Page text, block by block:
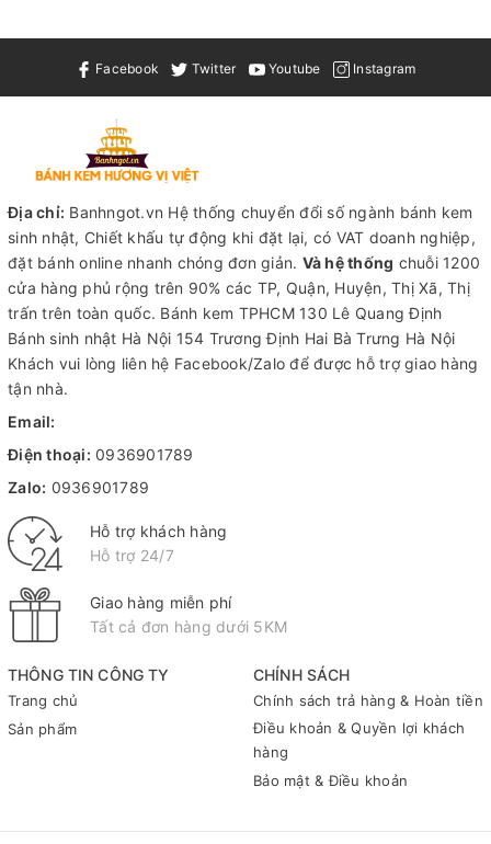
Facebook Twitter Youtube Instagram
THÔNG TIN CÔNG TY
Trang chủ
Sản phẩm
CHÍNH SÁCH
Chính sách trả hàng & Hoàn tiền
Điều khoản & Quyền lợi khách
hàng
Bảo mật & Điều khoản
Địa chỉ: Banhngot.vn Hệ thống chuyển đổi số ngành bánh kem
sinh nhật, Chiết khấu tự động khi đặt lại, có VAT doanh nghiệp,
đặt bánh online nhanh chóng đơn giản. Và hệ thống chuỗi 1200
cửa hàng phủ rộng trên 90% các TP, Quận, Huyện, Thị Xã, Thị
trấn trên toàn quốc. Bánh kem TPHCM130 Lê Quang Định
Bánh sinh nhật Hà Nội 154 Trương Định Hai Bà Trưng Hà Nội
Khách vui lòng liên hệ Facebook/Zalo để được hỗ trợ giao hàng
tận nhà.
Email:
Điện thoại: 0936901789
Zalo: 0936901789
Hỗ trợ khách hàng
Hỗ trợ 24/7
Giao hàng miễn phí
Tất cả đơn hàng dưới 5KM